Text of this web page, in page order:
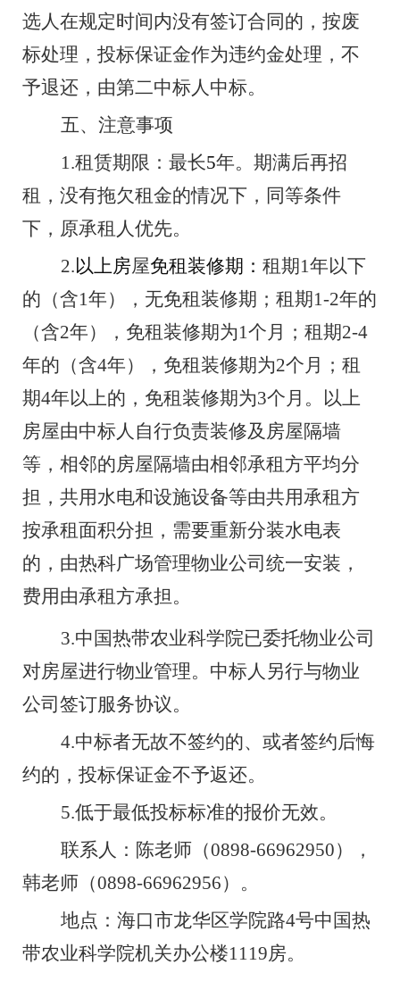
选人在规定时间内没有签订合同的，按废
标处理，投标保证金作为违约金处理，不
予退还，由第二中标人中标。
五、注意事项
1.租赁期限：最长5年。期满后再招
租，没有拖欠租金的情况下，同等条件
下，原承租人优先。
2.以上房屋免租装修期： 租期1年以下
的（含1年），无免租装修期；租期1-2年的
（含2年），免租装修期为1个月；租期2-4
年的（含4年），免租装修期为2个月 ； 租
期4年以上的，免租装修期为3个月。
以上
房屋由中标人自行负责装修及房屋隔墙
等，相邻的房屋隔墙由相邻承租方平均分
担，共用水电和设施设备等由共用承租方
按承租面积分担，需要重新分装水电表
的，由热科广场管理物业公司统一安装，
费用由承租方承担。
3.中国热带农业科学院已委托物业公司
对房屋进行物业管理。中标人另行与物业
公司签订服务协议。
4.中标者无故不签约的、或者签约后悔
约的，投标保证金不予返还。
5.低于最低投标标准的报价无效。
联系人：陈老师（0898-66962950），
韩老师（0898-66962956）。
地点：海口市龙华区学院路4号中国热
带农业科学院机关办公楼1119房。